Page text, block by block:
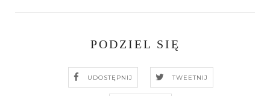
PODZIEL SIĘ
UDOSTĘPNIJ TWEETNIJ